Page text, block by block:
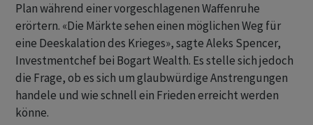
Plan während einer vorgeschlagenen Waffenruhe
erörtern. «Die Märkte sehen einen möglichen Weg für
eine Deeskalation des Krieges», sagte Aleks Spencer,
Investmentchef bei Bogart Wealth. Es stelle sich jedoch
die ‌Frage, ob es sich um glaubwürdige Anstrengungen
handele und wie schnell ein Frieden erreicht werden
könne.